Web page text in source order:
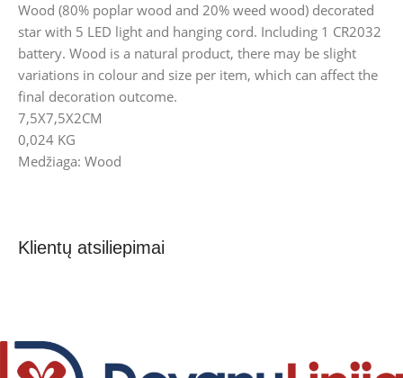
Wood (80% poplar wood and 20% weed wood) decorated
star with 5 LED light and hanging cord. Including 1 CR2032
battery. Wood is a natural product, there may be slight
variations in colour and size per item, which can affect the
final decoration outcome.
7,5X7,5X2CM
0,024 KG
Medžiaga: Wood
Klientų atsiliepimai